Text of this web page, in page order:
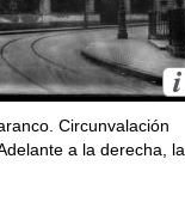
Circunvalación
a la derecha, la